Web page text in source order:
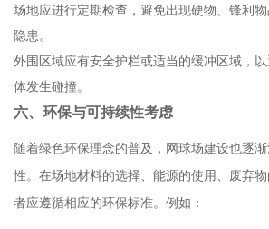
场地应进行定期检查，避免出现硬物、锋利
隐患。
外围区域应有安全护栏或适当的缓冲区域，
体发生碰撞。
六、环保与可持续性考虑
随着绿色环保理念的普及，网球场建设也逐
性。在场地材料的选择、能源的使用、废弃
者应遵循相应的环保标准。例如：